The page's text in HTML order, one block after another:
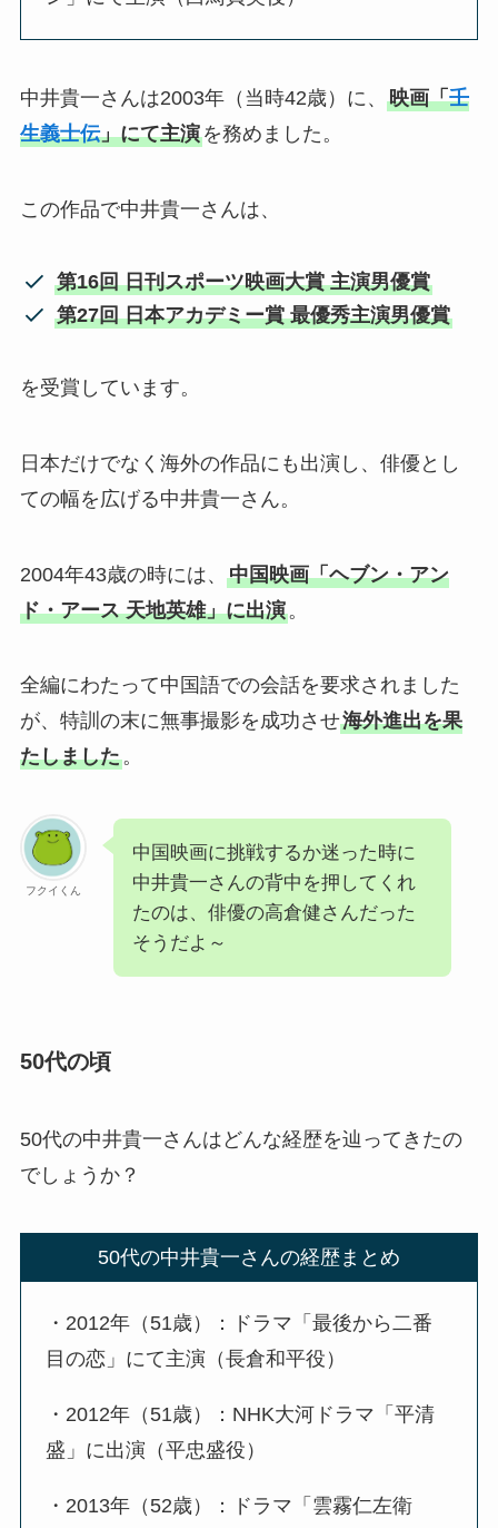
中井貴一さんは2003年（当時42歳）に、 映画「壬
生義士伝」にて主演を務めました。
この作品で中井貴一さんは、
第16回 日刊スポーツ映画大賞 主演男優賞
第27回 日本アカデミー賞 最優秀主演男優賞
を受賞しています。
日本だけでなく海外の作品にも出演し、俳優とし
ての幅を広げる中井貴一さん。
2004年43歳の時には、 中国映画「ヘブン・アン
ド・アース 天地英雄」に出演。
全編にわたって中国語での会話を要求されました
が、特訓の末に無事撮影を成功させ海外進出を果
たしました。
フクイくん
中国映画に挑戦するか迷った時に
中井貴一さんの背中を押してくれ
たのは、俳優の高倉健さんだった
そうだよ～
50代の頃
50代の中井貴一さんはどんな経歴を辿ってきたの
でしょうか？
50代の中井貴一さんの経歴まとめ
・2012年（51歳）：ドラマ「最後から二番
目の恋」にて主演（長倉和平役）
・2012年（51歳）：NHK大河ドラマ「平清
盛」に出演（平忠盛役）
・2013年（52歳）：ドラマ「雲霧仁左衛